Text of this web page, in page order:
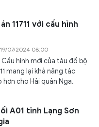
11711 với cấu hình
19/07/2024 08:00
hình mới của tàu đổ bộ
mang lại khả năng tác
hơn cho Hải quân Nga.
A01 tỉnh Lạng Sơn